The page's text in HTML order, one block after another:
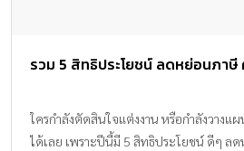
รวม 5 สิทธิประโยชน์ ลดหย่อนภา
ใครกำลังตัดสินใจแต่งงาน หรือกำลังวางแ
ได้เลย เพราะปีนี้มี 5 สิทธิประโยชน์ ดีๆ ล